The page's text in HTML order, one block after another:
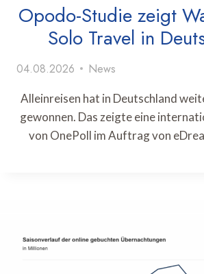
Opodo-Studie zeigt
Solo Travel in
04.08.2026 News
Alleinreisen hat in Deutschland
gewonnen. Das zeigte eine
von OnePoll im Auftrag von